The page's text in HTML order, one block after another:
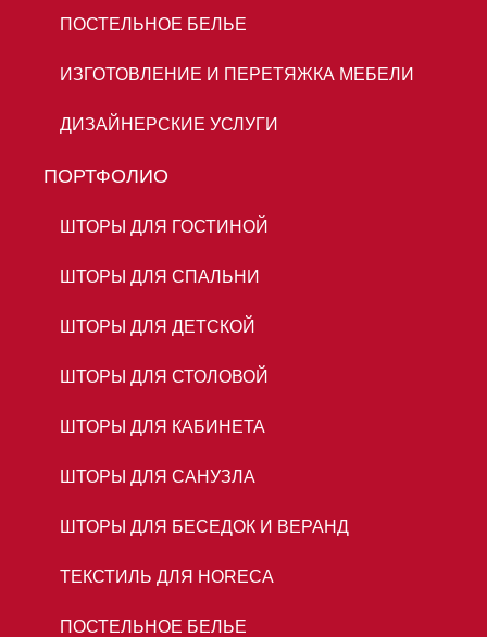
ПОСТЕЛЬНОЕ БЕЛЬЕ
ИЗГОТОВЛЕНИЕ И ПЕРЕТЯЖКА МЕБЕЛИ
ДИЗАЙНЕРСКИЕ УСЛУГИ
ПОРТФОЛИО
ШТОРЫ ДЛЯ ГОСТИНОЙ
ШТОРЫ ДЛЯ СПАЛЬНИ
ШТОРЫ ДЛЯ ДЕТСКОЙ
ШТОРЫ ДЛЯ СТОЛОВОЙ
ШТОРЫ ДЛЯ КАБИНЕТА
ШТОРЫ ДЛЯ САНУЗЛА
ШТОРЫ ДЛЯ БЕСЕДОК И ВЕРАНД
ТЕКСТИЛЬ ДЛЯ HORECA
ПОСТЕЛЬНОЕ БЕЛЬЕ